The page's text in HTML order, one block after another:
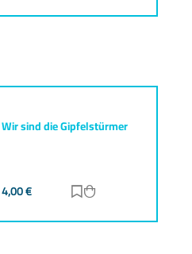
Wir sind die Gipfelstürmer
4,00€ Zur Merkliste